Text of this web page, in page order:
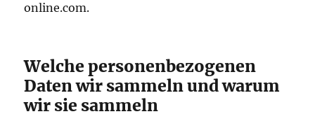
online.com.
Welche personenbezogenen
Daten wir sammeln und warum
wir sie sammeln